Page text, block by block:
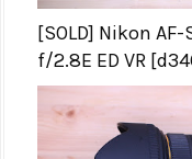
[SOLD] Nikon
f/2.8E ED VR